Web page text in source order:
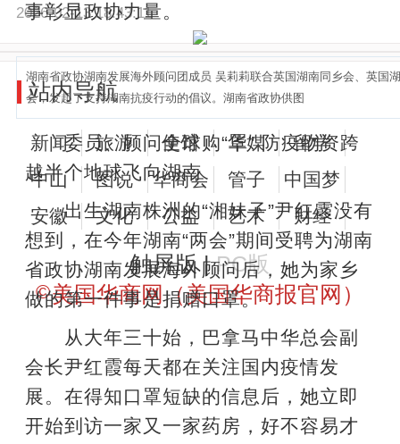
事彰显政协力量。
湖南省政协湖南发展海外顾问团成员 吴莉莉联合英国湖南同乡会、英国
会，发起了支持湖南抗疫行动的倡议。湖南省政协供图
委员、顾问全球购“罩” 防疫物资跨
越半个地球飞向湖南
出生湖南株洲的“湘妹子”尹红霞没有
想到，在今年湖南“两会”期间受聘为湖南
省政协湖南发展海外顾问后，她为家乡
做的第一件事是捐赠口罩。
从大年三十始，巴拿马中华总会副
会长尹红霞每天都在关注国内疫情发
展。在得知口罩短缺的信息后，她立即
开始到访一家又一家药房，好不容易才
2026-02-13 18:43:11
站内导航
新闻 旅游 使馆 华媒
留学
中山
图说 华商会 管子
中国梦
安徽
文化 公益 艺术 财经
触屏版 |PC版
©美国华商网（美国华商报官网）